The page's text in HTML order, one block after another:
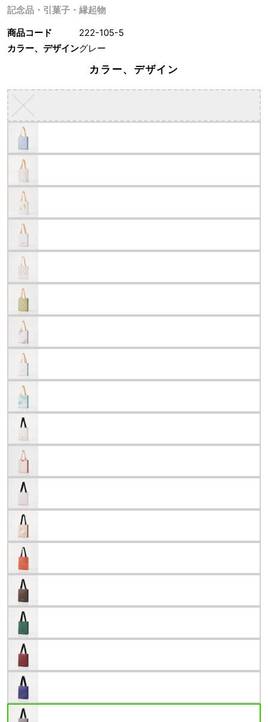
記念品・引菓子・縁起物
商品コード
222-105-5
カラー、デザイングレー
カラー、デザイン